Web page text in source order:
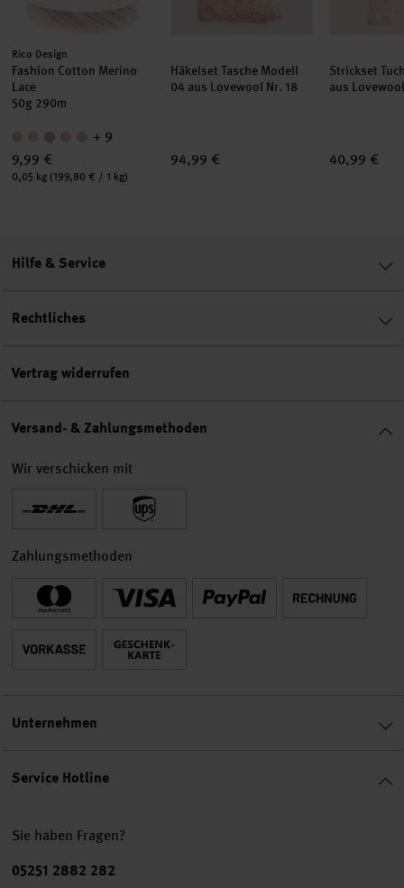
Hersteller:
Rico Design
Fashion Cotton Merino
Lace
50g 290m
+ 9
9,99 €
Inhalt:
0,05 kg (199,80 € / 1 kg)
Häkelset Tasche Modell
04 aus Lovewool Nr. 18
94,99 €
Strickset
aus
40,99 €
Service Hotline
Sie haben Fragen?
Telefonnummer
05251 2882 282
Hilfe & Service
Rechtliches
Vertrag widerrufen
Versand- & Zahlungsmethoden
Wir verschicken mit
Zahlungsmethoden
Unternehmen